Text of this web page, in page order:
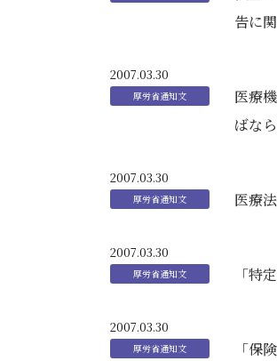
告に
2007.03.30
医療
ばな
2007.03.30
医療
2007.03.30
「特
2007.03.30
「保